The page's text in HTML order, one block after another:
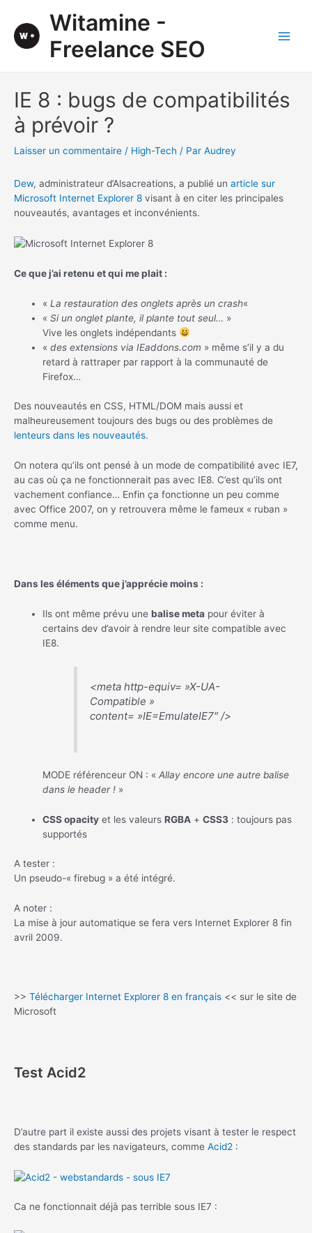
contenu
Witamine -
Freelance SEO
IE 8 : bugs de compatibilités
à prévoir ?
Laisser un commentaire / High-Tech / Par Audrey
Dew, administrateur d’Alsacreations, a publié un article sur
Microsoft Internet Explorer 8 visant à en citer les principales
nouveautés, avantages et inconvénients.
Ce que j’ai retenu et qui me plait :
«La restauration des onglets après un crash«
«Si un onglet plante, il plante tout seul… »
Vive les onglets indépendants
«des extensions via IEaddons.com » même s’il y a du
retard à rattraper par rapport à la communauté de
Firefox…
Des nouveautés en CSS, HTML/DOM mais aussi et
malheureusement toujours des bugs ou des problèmes de
lenteurs dans les nouveautés.
On notera qu’ils ont pensé à un mode de compatibilité avec IE7,
au cas où ça ne fonctionnerait pas avec IE8. C’est qu’ils ont
vachement confiance… Enfin ça fonctionne un peu comme
avec Office 2007, on y retrouvera même le fameux « ruban »
comme menu.
Dans les éléments que j’apprécie moins :
Ils ont même prévu unebalise meta pour éviter à
certains dev d’avoir à rendre leur site compatible avec
IE8.
<meta http-equiv= »X-UA-
Compatible »
content= »IE=EmulateIE7″ />
MODE référenceur ON : «Allay encore une autre balise
dans le header ! »
CSS opacity et les valeursRGBA +CSS3 : toujours pas
supportés
A tester :
Un pseudo-« firebug » a été intégré.
A noter :
La mise à jour automatique se fera vers Internet Explorer 8 fin
avril 2009.
>> Télécharger Internet Explorer 8 en français << sur le site de
Microsoft
Test Acid2
D’autre part il existe aussi des projets visant à tester le respect
des standards par les navigateurs, comme Acid2 :
Ca ne fonctionnait déjà pas terrible sous IE7 :